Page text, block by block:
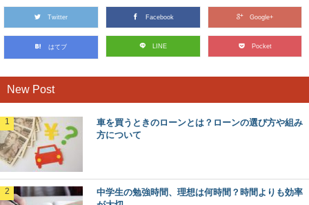
Twitter Facebook Google+
はてブ LINE Pocket
New Post
車を買うときのローンとは？ローンの選び方や組み
方について
中学生の勉強時間、理想は何時間？時間よりも効率